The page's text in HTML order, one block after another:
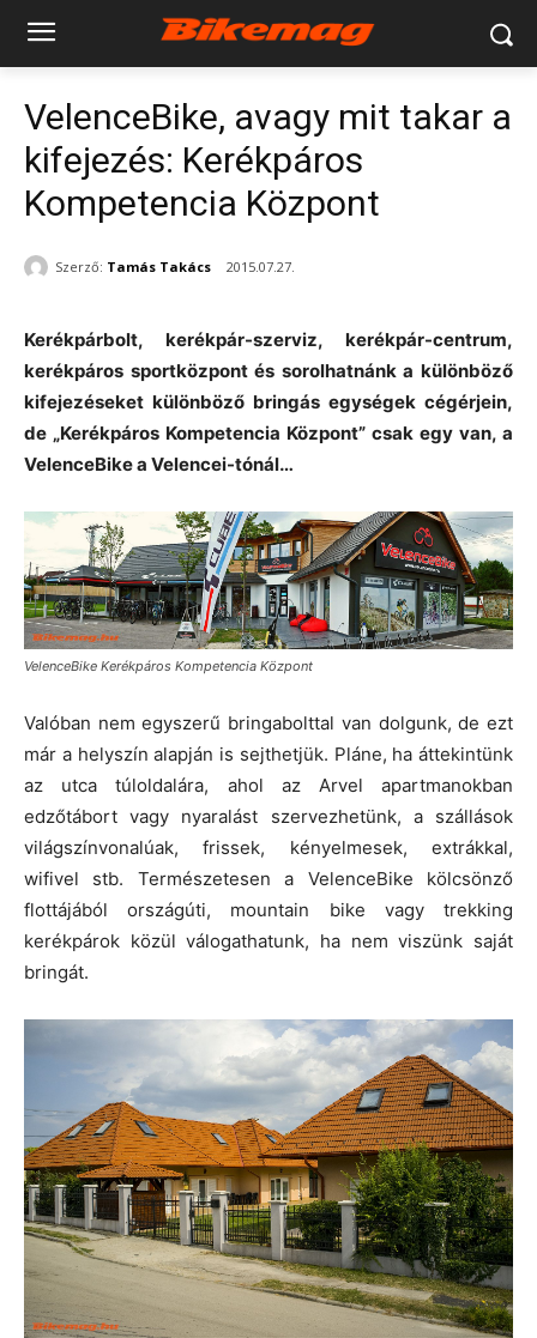
VelenceBike, avagy mit takar a
kifejezés: Kerékpáros
Kompetencia Központ
Szerző: Tamás Takács 2015.07.27.
Kerékpárbolt, kerékpár-szerviz, kerékpár-centrum,
kerékpáros sportközpont és sorolhatnánk a különböző
kifejezéseket különböző bringás egységek cégérjein,
de „Kerékpáros Kompetencia Központ” csak egy van, a
VelenceBike a Velencei-tónál…
VelenceBike Kerékpáros Kompetencia Központ
Valóban nem egyszerű bringabolttal van dolgunk, de ezt
már a helyszín alapján is sejthetjük. Pláne, ha áttekintünk
az utca túloldalára, ahol az Arvel apartmanokban
edzőtábort vagy nyaralást szervezhetünk, a szállások
világszínvonalúak, frissek, kényelmesek, extrákkal,
wifivel stb. Természetesen a VelenceBike kölcsönző
flottájából országúti, mountain bike vagy trekking
kerékpárok közül válogathatunk, ha nem viszünk saját
bringát.